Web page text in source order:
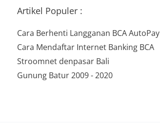
Artikel Populer :
Cara Berhenti Langganan BCA AutoPay
Cara Mendaftar Internet Banking BCA
Stroomnet denpasar Bali
Gunung Batur 2009 - 2020